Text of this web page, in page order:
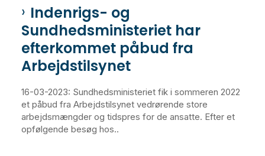
Indenrigs- og
Sundhedsministeriet har
efterkommet påbud fra
Arbejdstilsynet
16-03-2023: Sundhedsministeriet fik i sommeren 2022
et påbud fra Arbejdstilsynet vedrørende store
arbejdsmængder og tidspres for de ansatte. Efter et
opfølgende besøg hos..